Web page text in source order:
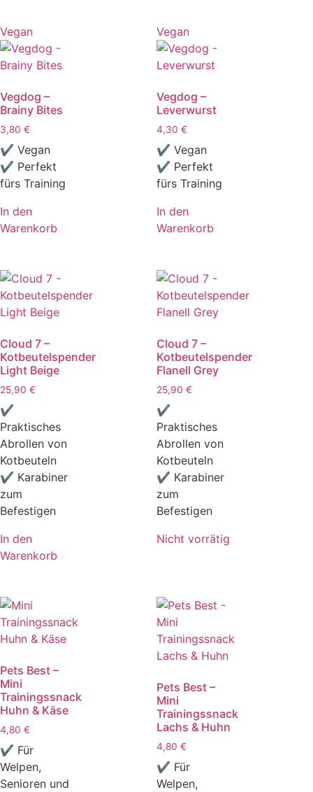
Vegan
Vegdog –
Brainy Bites
3,80 €
✔ Vegan
✔ Perfekt
fürs Training
In den
Warenkorb
Vegan
Vegdog –
Leverwurst
4,30 €
✔ Vegan
✔ Perfekt
fürs Training
In den
Warenkorb
Cloud 7 –
Kotbeutelspender
Light Beige
25,90 €
✔
Praktisches
Abrollen von
Kotbeuteln
✔ Karabiner
zum
Befestigen
In den
Warenkorb
Cloud 7 –
Kotbeutelspender
Flanell Grey
25,90 €
✔
Praktisches
Abrollen von
Kotbeuteln
✔ Karabiner
zum
Befestigen
Nicht vorrätig
Pets Best –
Mini
Trainingssnack
Huhn & Käse
4,80 €
✔ Für
Welpen,
Senioren und
Pets Best –
Mini
Trainingssnack
Lachs & Huhn
4,80 €
✔ Für
Welpen,